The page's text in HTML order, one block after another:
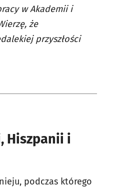
w Akademii i
że
przyszłości
Hiszpanii i
podczas którego